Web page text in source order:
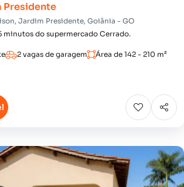
Presidente
Jardim Presidente, Goiânia - GO
minutos do supermercado Cerrado.
2 vagas de garagem Área de 142 - 210 m²